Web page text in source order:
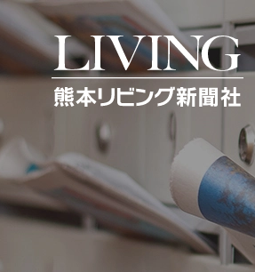
熊本リビング新聞社